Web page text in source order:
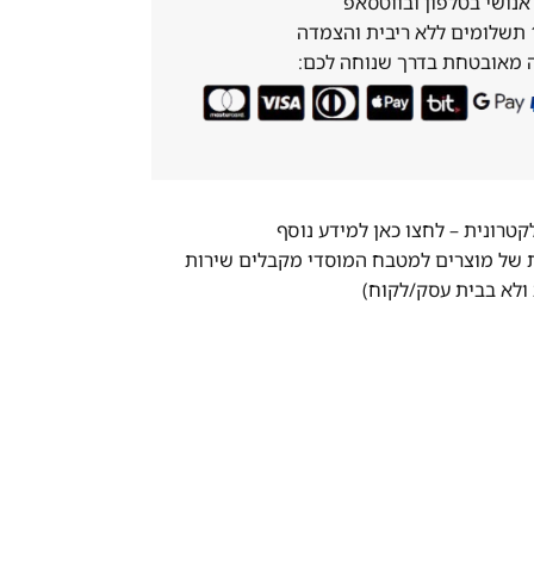
מאובטחת בדרך שנוחה לכם:
–לחצו כאן למידע נוסף
של מוצרים למטבח המוסדי מקבלים שירות
בבית עסק/לקוח)